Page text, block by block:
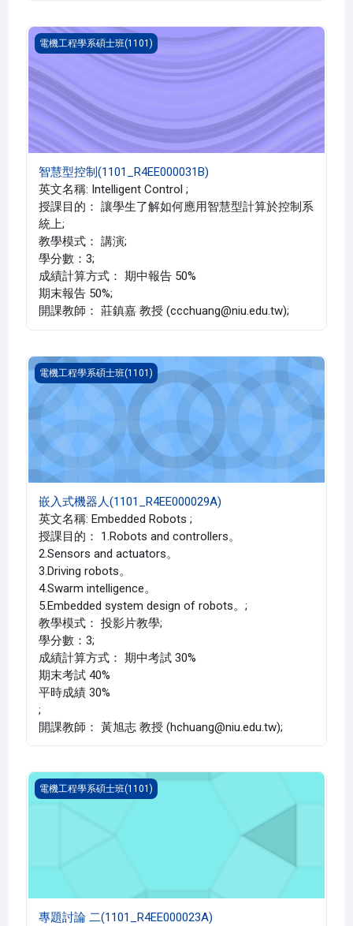
智慧型控制(1101_R4EE000031B)
電機工程學系碩士班(1101)
智慧型控制(1101_R4EE000031B)
英文名稱: Intelligent Control ;
授課目的： 讓學生了解如何應用智慧型計算於控制系
統上;
教學模式： 講演;
學分數：3;
成績計算方式： 期中報告 50%
期末報告 50%;
開課教師： 莊鎮嘉 教授 (ccchuang@niu.edu.tw);
嵌入式機器人(1101_R4EE000029A)
電機工程學系碩士班(1101)
嵌入式機器人(1101_R4EE000029A)
英文名稱: Embedded Robots ;
授課目的： 1.Robots and controllers。
2.Sensors and actuators。
3.Driving robots。
4.Swarm intelligence。
5.Embedded system design of robots。;
教學模式： 投影片教學;
學分數：3;
成績計算方式： 期中考試 30%
期末考試 40%
平時成績 30%
;
開課教師： 黃旭志 教授 (hchuang@niu.edu.tw);
專題討論 二(1101_R4EE000023A)
電機工程學系碩士班(1101)
專題討論 二(1101_R4EE000023A)